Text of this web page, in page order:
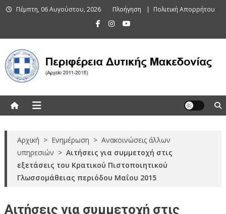
Skip Πέμπτη, 06 Αυγούστου, 2026 Πλοήγηση Πολιτική Απορρήτου
Αρχική > Ενημέρωση > Ανακοινώσεις άλλων
υπηρεσιών > Αιτήσεις για συμμετοχή στις
εξετάσεις του Κρατικού Πιστοποιητικού
Γλωσσομάθειας περιόδου Μαΐου 2015
Αιτήσεις για συμμετοχή στις